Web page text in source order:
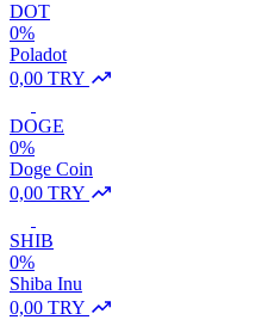
DOT
0%
Poladot
0,00 TRY
DOGE
0%
Doge Coin
0,00 TRY
SHIB
0%
Shiba Inu
0,00 TRY